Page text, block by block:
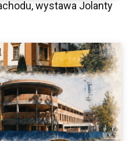
wystawa Jolanty